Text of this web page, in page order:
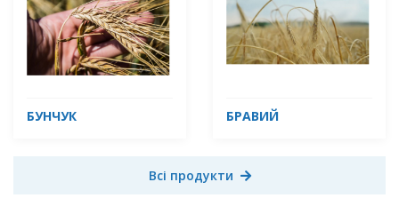
БУНЧУК БРАВИЙ
Всі продукти